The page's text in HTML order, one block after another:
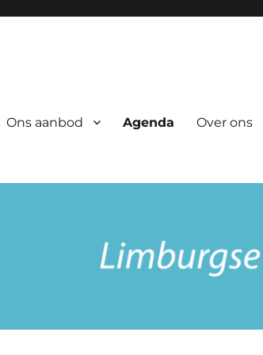
Ons aanbod Agenda Over ons